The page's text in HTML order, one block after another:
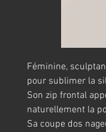
Féminine,
pour sublimer la
Son zip frontal
naturellement la
Sa coupe dos